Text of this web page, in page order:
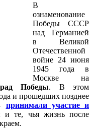
В
ознаменование
Победы СССР
над Германией
в Великой
Отечественной
войне 24 июня
1945 года в
Москве на
Победы. В этом
и прошедших позднее
принимали участие и
те, чья жизнь после